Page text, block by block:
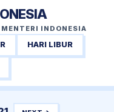
INDONESIA
HARI LIBUR